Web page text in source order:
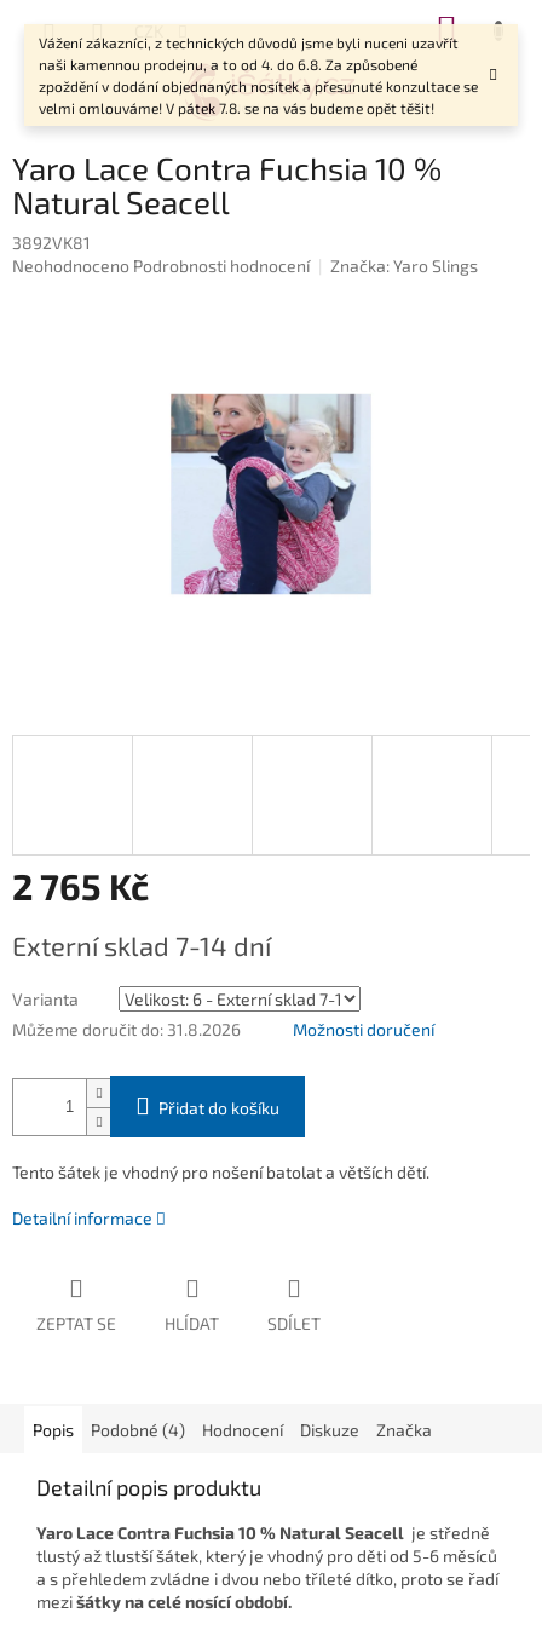
Vážení zákazníci, z technických důvodů jsme byli nuceni uzavřít
naši kamennou prodejnu, a to od 4. do 6.8. Za způsobené
zpoždění v dodání objednaných nosítek a přesunuté konzultace se
velmi omlouváme! V pátek 7.8. se na vás budeme opět těšit!
CZK
Yaro Lace Contra Fuchsia 10 %
Natural Seacell
3892VK81
Průměrné
Neohodnoceno Podrobnosti hodnocení Značka:Yaro Slings
2 765 Kč
cena:
Externí sklad 7-14 dní
Varianta
Můžeme doručit do: 31.8.2026 Možnosti doručení
Přidat do košíku
Tento šátek je vhodný pro nošení batolat a větších dětí.
Detailní informace
ZEPTAT SE HLÍDAT SDÍLET
Popis Podobné (4) Hodnocení Diskuze Značka
Detailní popis produktu
Yaro Lace Contra Fuchsia 10 % Natural Seacell je středně
tlustý až tlustší šátek, který je vhodný pro děti od 5-6 měsíců
a s přehledem zvládne i dvou nebo tříleté dítko, proto se řadí
mezišátky na celé nosící období.